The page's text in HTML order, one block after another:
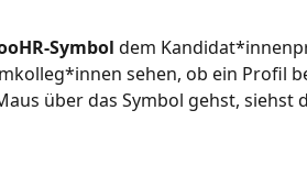
Symbol dem
sehen, ob ein Profil
über das Symbol gehst, siehst